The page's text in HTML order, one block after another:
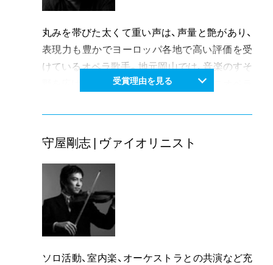
丸みを帯びた太くて重い声は、声量と艶があり、
表現力も豊かでヨーロッパ各地で高い評価を受
けているオペラ歌手。地元岡山では、音楽のすそ
野を広げようと寺院や美術館ホール、ミニオペラ
かした活躍が今後更に期待されている。
受賞理由を見る
守屋剛志 | ヴァイオリニスト
ソロ活動、室内楽、オーケストラとの共演など充